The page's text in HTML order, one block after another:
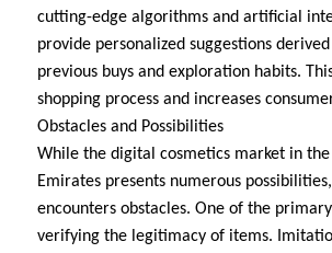
cutting-edge algorithms and artificial
provide personalized suggestions
previous buys and exploration habits.
shopping process and increases
Obstacles and Possibilities
While the digital cosmetics market in
Emirates presents numerous
encounters obstacles. One of the
verifying the legitimacy of items.